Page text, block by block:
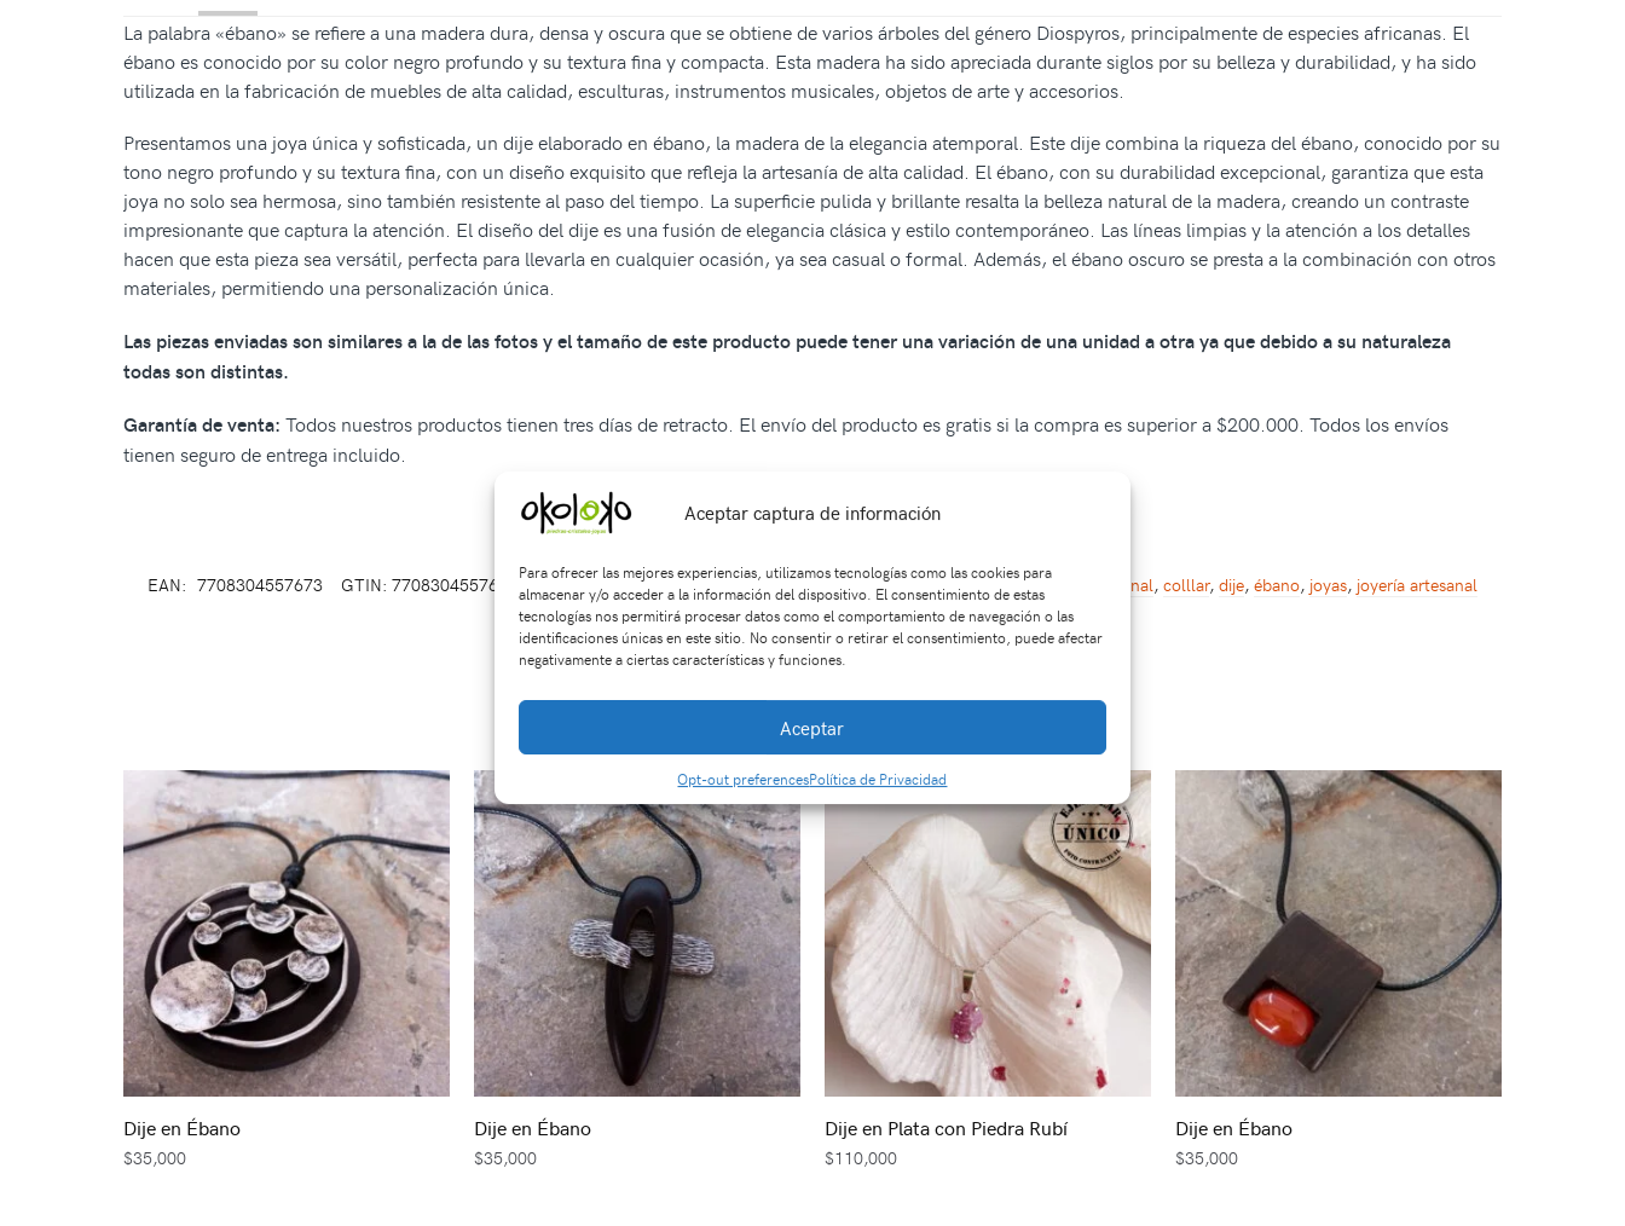
Aceptar captura de información
Para ofrecer las mejores experiencias, utilizamos tecnologías como las cookies para
almacenar y/o acceder a la información del dispositivo. El consentimiento de estas
tecnologías nos permitirá procesar datos como el comportamiento de navegación o las
identificaciones únicas en este sitio. No consentir o retirar el consentimiento, puede afectar
negativamente a ciertas características y funciones.
Aceptar
Opt-out preferencesPolítica de Privacidad
La palabra «ébano» se refiere a una madera dura, densa y oscura que se obtiene de varios árboles del género Diospyros, principalmente de especies africanas. El
ébano es conocido por su color negro profundo y su textura fina y compacta. Esta madera ha sido apreciada durante siglos por su belleza y durabilidad, y ha sido
utilizada en la fabricación de muebles de alta calidad, esculturas, instrumentos musicales, objetos de arte y accesorios.
Presentamos una joya única y sofisticada, un dije elaborado en ébano, la madera de la elegancia atemporal. Este dije combina la riqueza del ébano, conocido por su
tono negro profundo y su textura fina, con un diseño exquisito que refleja la artesanía de alta calidad. El ébano, con su durabilidad excepcional, garantiza que esta
joya no solo sea hermosa, sino también resistente al paso del tiempo. La superficie pulida y brillante resalta la belleza natural de la madera, creando un contraste
impresionante que captura la atención. El diseño del dije es una fusión de elegancia clásica y estilo contemporáneo. Las líneas limpias y la atención a los detalles
hacen que esta pieza sea versátil, perfecta para llevarla en cualquier ocasión, ya sea casual o formal. Además, el ébano oscuro se presta a la combinación con otros
materiales, permitiendo una personalización única.
Las piezas enviadas son similares a la de las fotos y el tamaño de este producto puede tener una variación de una unidad a otra ya que debido a su naturaleza
todas son distintas.
Garantía de venta: Todos nuestros productos tienen tres días de retracto. El envío del producto es gratis si la compra es superior a $200.000. Todos los envíos
tienen seguro de entrega incluido.
EAN: 7708304557673 GTIN: 7708304557673 SKU: Di0925 Categorías:ACCESORIOS,Dijes Etiquetas:accesorios artesanal, colllar, dije, ébano, joyas, joyería artesanal
Productos relacionados
Dije en Ébano
$35,000
Dije en Ébano
$35,000
Dije en Plata con Piedra Rubí
$110,000
Dije en Ébano
$35,000